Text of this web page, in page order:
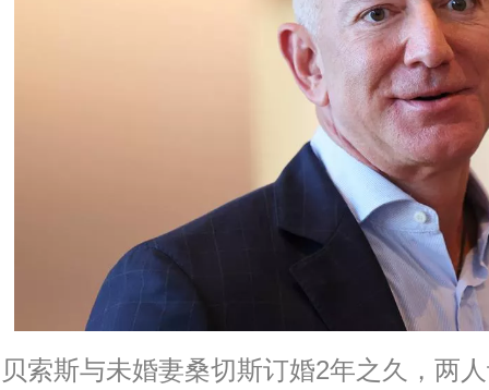
贝索斯与未婚妻桑切斯订婚2年之久，两